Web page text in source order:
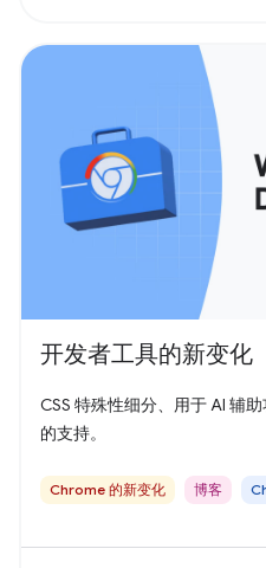
开发者工具的新变化
CSS 特殊性细分、用于 AI 辅
的支持。
Chrome 的新变化 博客